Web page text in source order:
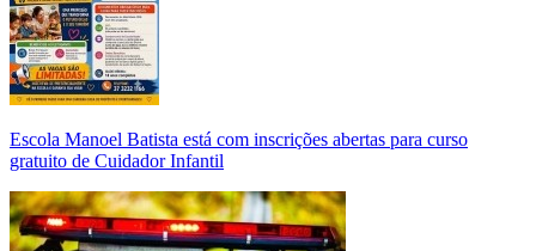
Escola Manoel Batista está com inscrições abertas para curso
gratuito de Cuidador Infantil